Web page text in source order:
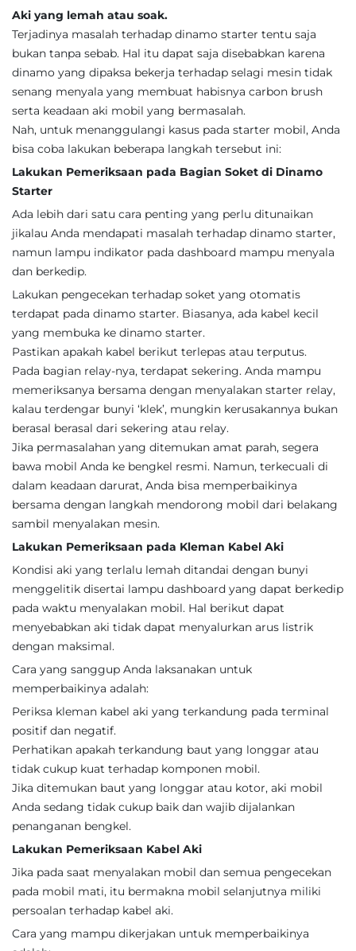
Aki yang lemah atau soak.
Terjadinya masalah terhadap dinamo starter tentu saja
bukan tanpa sebab. Hal itu dapat saja disebabkan karena
dinamo yang dipaksa bekerja terhadap selagi mesin tidak
senang menyala yang membuat habisnya carbon brush
serta keadaan aki mobil yang bermasalah.
Nah, untuk menanggulangi kasus pada starter mobil, Anda
bisa coba lakukan beberapa langkah tersebut ini:
Lakukan Pemeriksaan pada Bagian Soket di Dinamo
Starter
Ada lebih dari satu cara penting yang perlu ditunaikan
jikalau Anda mendapati masalah terhadap dinamo starter,
namun lampu indikator pada dashboard mampu menyala
dan berkedip.
Lakukan pengecekan terhadap soket yang otomatis
terdapat pada dinamo starter. Biasanya, ada kabel kecil
yang membuka ke dinamo starter.
Pastikan apakah kabel berikut terlepas atau terputus.
Pada bagian relay-nya, terdapat sekering. Anda mampu
memeriksanya bersama dengan menyalakan starter relay,
kalau terdengar bunyi ‘klek’, mungkin kerusakannya bukan
berasal berasal dari sekering atau relay.
Jika permasalahan yang ditemukan amat parah, segera
bawa mobil Anda ke bengkel resmi. Namun, terkecuali di
dalam keadaan darurat, Anda bisa memperbaikinya
bersama dengan langkah mendorong mobil dari belakang
sambil menyalakan mesin.
Lakukan Pemeriksaan pada Kleman Kabel Aki
Kondisi aki yang terlalu lemah ditandai dengan bunyi
menggelitik disertai lampu dashboard yang dapat berkedip
pada waktu menyalakan mobil. Hal berikut dapat
menyebabkan aki tidak dapat menyalurkan arus listrik
dengan maksimal.
Cara yang sanggup Anda laksanakan untuk
memperbaikinya adalah:
Periksa kleman kabel aki yang terkandung pada terminal
positif dan negatif.
Perhatikan apakah terkandung baut yang longgar atau
tidak cukup kuat terhadap komponen mobil.
Jika ditemukan baut yang longgar atau kotor, aki mobil
Anda sedang tidak cukup baik dan wajib dijalankan
penanganan bengkel.
Lakukan Pemeriksaan Kabel Aki
Jika pada saat menyalakan mobil dan semua pengecekan
pada mobil mati, itu bermakna mobil selanjutnya miliki
persoalan terhadap kabel aki.
Cara yang mampu dikerjakan untuk memperbaikinya